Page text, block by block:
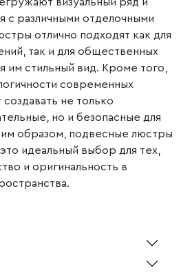
с различными отделочными
отлично подходят как для
так и для общественных
им стильный вид. Кроме того,
современных
не только
но и безопасные для
образом, подвесные люстры
идеальный выбор для тех,
и оригинальность в